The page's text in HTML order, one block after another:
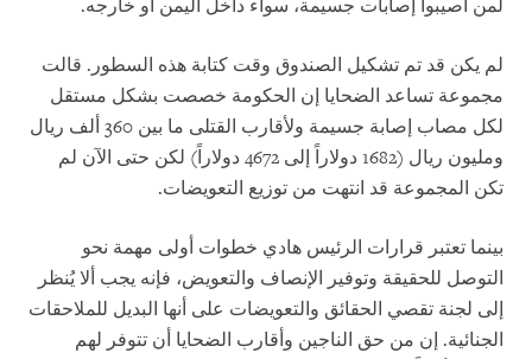
لمن أصيبوا إصابات جسيمة، سواء داخل اليمن أو خارجه.
لم يكن قد تم تشكيل الصندوق وقت كتابة هذه السطور. قالت
مجموعة تساعد الضحايا إن الحكومة خصصت بشكل مستقل
لكل مصاب إصابة جسيمة ولأقارب القتلى ما بين 360 ألف ريال
ومليون ريال (1682 دولاراً إلى 4672 دولاراً) لكن حتى الآن لم
تكن المجموعة قد انتهت من توزيع التعويضات.
بينما تعتبر قرارات الرئيس هادي خطوات أولى مهمة نحو
التوصل للحقيقة وتوفير الإنصاف والتعويض، فإنه يجب ألا يُنظر
إلى لجنة تقصي الحقائق والتعويضات على أنها البديل للملاحقات
الجنائية. إن من حق الناجين وأقارب الضحايا أن تتوفر لهم